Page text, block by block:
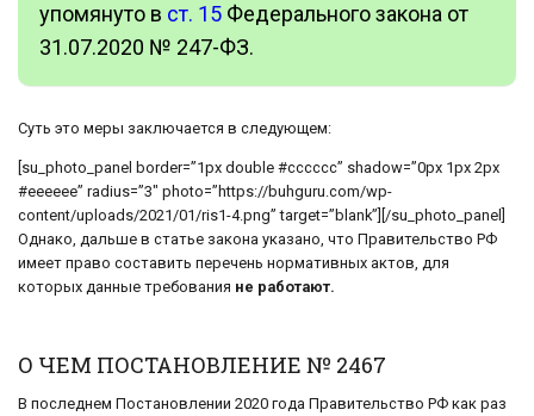
упомянуто в ст. 15 Федерального закона от
31.07.2020 № 247-ФЗ.
Суть это меры заключается в следующем:
[su_photo_panel border=”1px double #cccccc” shadow=”0px 1px 2px
#eeeeee” radius=”3″ photo=”https://buhguru.com/wp-
content/uploads/2021/01/ris1-4.png” target=”blank”][/su_photo_panel]
Однако, дальше в статье закона указано, что Правительство РФ
имеет право составить перечень нормативных актов, для
которых данные требования не работают.
О ЧЕМ ПОСТАНОВЛЕНИЕ № 2467
В последнем Постановлении 2020 года Правительство РФ как раз